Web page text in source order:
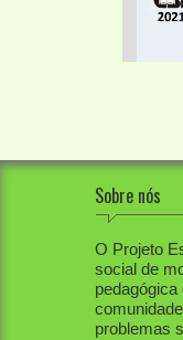
Sobre nós
O Projeto
social de
problemas